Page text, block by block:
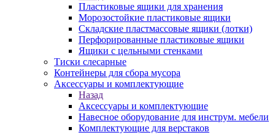
Пластиковые ящики для хранения
Морозостойкие пластиковые ящики
Складские пластмассовые ящики (лотки)
Перфорированные пластиковые ящики
Ящики с цельными стенками
Тиски слесарные
Контейнеры для сбора мусора
Аксессуары и комплектующие
Назад
Аксессуары и комплектующие
Навесное оборудование для инструм. мебели
Комплектующие для верстаков